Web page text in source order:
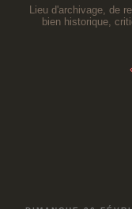
Lieu d'archivage, de
bien historique,